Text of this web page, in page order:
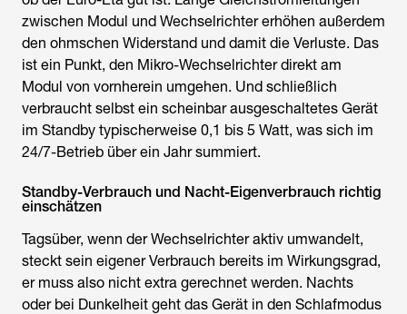
zwischen Modul und Wechselrichter erhöhen außerdem
den ohmschen Widerstand und damit die Verluste. Das
ist ein Punkt, den Mikro-Wechselrichter direkt am
Modul von vornherein umgehen. Und schließlich
verbraucht selbst ein scheinbar ausgeschaltetes Gerät
im Standby typischerweise 0,1 bis 5 Watt, was sich im
24/7-Betrieb über ein Jahr summiert.
Standby-Verbrauch und Nacht-Eigenverbrauch richtig
einschätzen
Tagsüber, wenn der Wechselrichter aktiv umwandelt,
steckt sein eigener Verbrauch bereits im Wirkungsgrad,
er muss also nicht extra gerechnet werden. Nachts
oder bei Dunkelheit geht das Gerät in den Schlafmodus